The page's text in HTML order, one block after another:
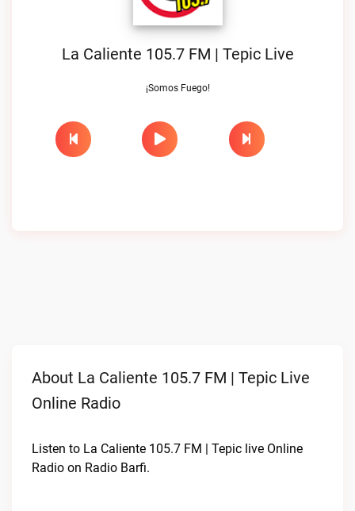
La Caliente 105.7 FM | Tepic Live
¡Somos Fuego!
About La Caliente 105.7 FM | Tepic Live
Online Radio
Listen to La Caliente 105.7 FM | Tepic live Online
Radio on Radio Barfi.